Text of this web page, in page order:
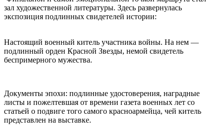
зал художественной литературы. Здесь развернулась
экспозиция подлинных свидетелей истории:
Настоящий военный китель участника войны. На нем —
подлинный орден Красной Звезды, немой свидетель
беспримерного мужества.
Документы эпохи: подлинные удостоверения, наградные
листы и пожелтевшая от времени газета военных лет со
статьей о подвиге того самого красноармейца, чей китель
представлен на выставке.